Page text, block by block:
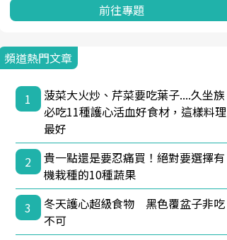
前往專題
頻道熱門文章
1
菠菜大火炒、芹菜要吃葉子....久坐族
必吃11種護心活血好食材，這樣料理
最好
2
貴一點還是要忍痛買！絕對要選擇有
機栽種的10種蔬果
3
冬天護心超級食物 黑色覆盆子非吃
不可